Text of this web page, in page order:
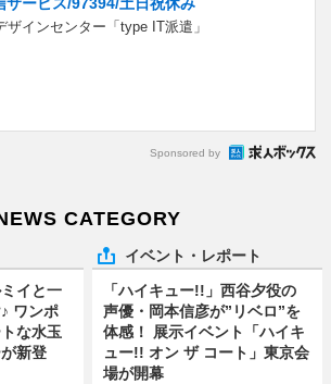
インセンター「type IT派遣」
Sponsored by
CATEGORY
イと一
ワンポ
な水玉
新登
イベント・レポート
「ハイキュー!!」西谷夕役の
声優・岡本信彦が”リベロ”を
体感！ 展示イベント「ハイキ
ュー!! オン ザ コート」東京会
場が開幕